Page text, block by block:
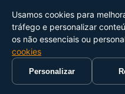
Usamos cookies para
tráfego e personalizar
os não essenciais ou
cookies
Personalizar